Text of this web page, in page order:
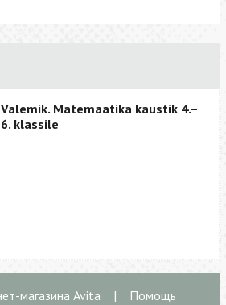
Valemik. Matemaatika kaustik 4.–
6. klassile
магазина Avita | Помощь